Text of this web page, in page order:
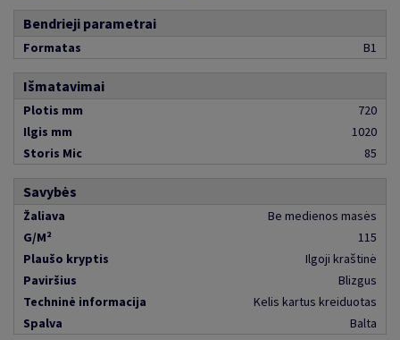
Bendrieji parametrai
Formatas B1
Išmatavimai
Plotis mm
720
Ilgis mm
1020
Storis Mic
85
Savybės
Žaliava
Be medienos masės
G/M²
115
Plaušo kryptis
Ilgoji kraštinė
Paviršius
Blizgus
Techninė informacija
Kelis kartus kreiduotas
Spalva
Balta